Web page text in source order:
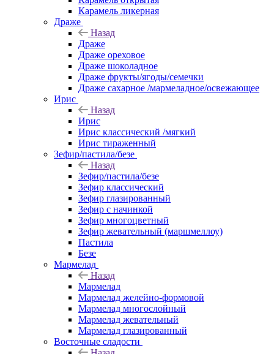
Карамель ликерная
Драже
Назад
Драже
Драже ореховое
Драже шоколадное
Драже фрукты/ягоды/семечки
Драже сахарное /мармеладное/освежающее
Ирис
Назад
Ирис
Ирис классический /мягкий
Ирис тираженный
Зефир/пастила/безе
Назад
Зефир/пастила/безе
Зефир классический
Зефир глазированный
Зефир с начинкой
Зефир многоцветный
Зефир жевательный (маршмеллоу)
Пастила
Безе
Мармелад
Назад
Мармелад
Мармелад желейно-формовой
Мармелад многослойный
Мармелад жевательный
Мармелад глазированный
Восточные сладости